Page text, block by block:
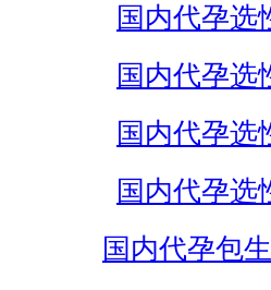
国内代孕选
国内代孕选
国内代孕选
国内代孕选
国内代孕包